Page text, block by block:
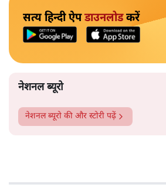
सत्य हिन्दी ऐपडाउनलोडकरें
नेशनल ब्यूरो
नेशनल ब्यूरो की और स्टोरी पढ़ें